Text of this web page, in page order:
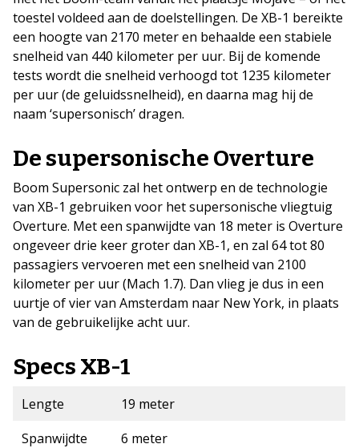
toestel voldeed aan de doelstellingen. De XB-1 bereikte
een hoogte van 2170 meter en behaalde een stabiele
snelheid van 440 kilometer per uur. Bij de komende
tests wordt die snelheid verhoogd tot 1235 kilometer
per uur (de geluidssnelheid), en daarna mag hij de
naam ‘supersonisch’ dragen.
De supersonische Overture
Boom Supersonic zal het ontwerp en de technologie
van XB-1 gebruiken voor het supersonische vliegtuig
Overture. Met een spanwijdte van 18 meter is Overture
ongeveer drie keer groter dan XB-1, en zal 64 tot 80
passagiers vervoeren met een snelheid van 2100
kilometer per uur (Mach 1.7). Dan vlieg je dus in een
uurtje of vier van Amsterdam naar New York, in plaats
van de gebruikelijke acht uur.
Specs XB-1
Lengte
19 meter
Spanwijdte
6 meter